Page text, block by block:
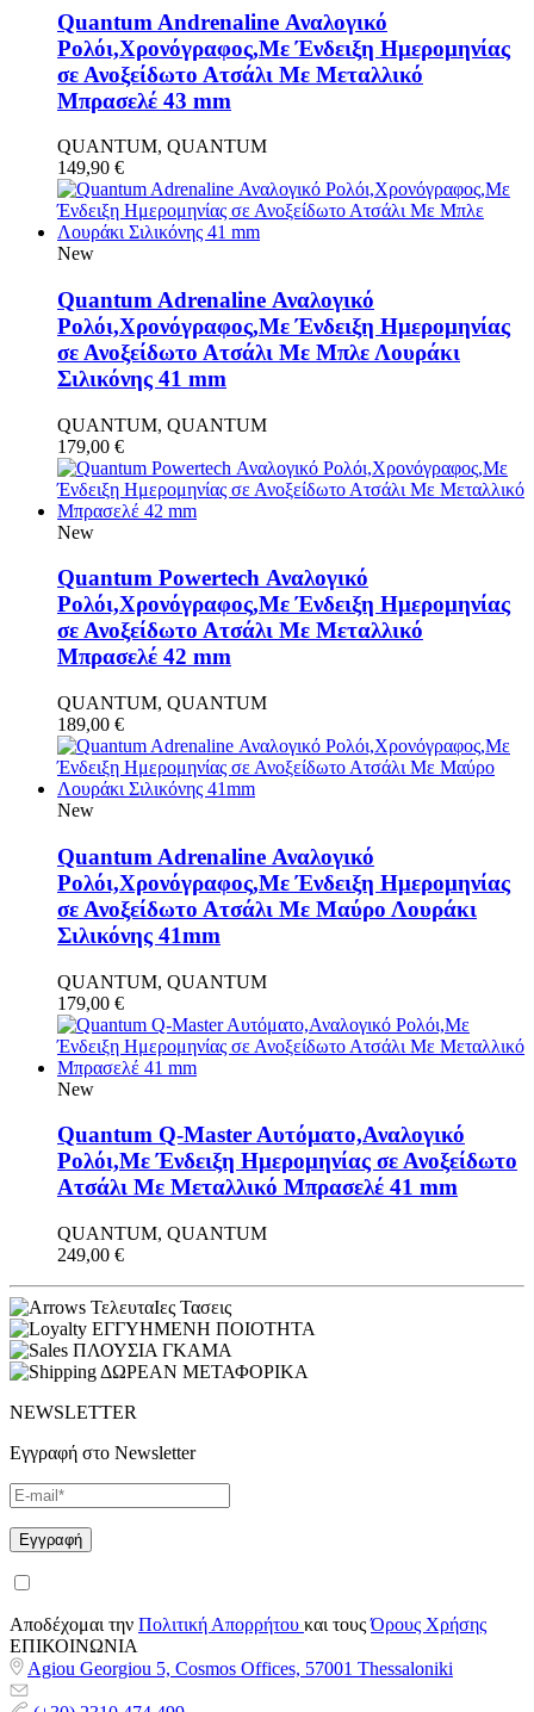
Quantum Andrenaline Αναλογικό
Ρολόι,Χρονόγραφος,Με Ένδειξη Ημερομηνίας
σε Ανοξείδωτο Ατσάλι Με Μεταλλικό
Μπρασελέ 43 mm
QUANTUM, QUANTUM
149,90 €
New
Quantum Adrenaline Αναλογικό
Ρολόι,Χρονόγραφος,Με Ένδειξη Ημερομηνίας
σε Ανοξείδωτο Ατσάλι Με Μπλε Λουράκι
Σιλικόνης 41 mm
QUANTUM, QUANTUM
179,00 €
New
Quantum Powertech Αναλογικό
Ρολόι,Χρονόγραφος,Με Ένδειξη Ημερομηνίας
σε Ανοξείδωτο Ατσάλι Με Μεταλλικό
Μπρασελέ 42 mm
QUANTUM, QUANTUM
189,00 €
New
Quantum Adrenaline Αναλογικό
Ρολόι,Χρονόγραφος,Με Ένδειξη Ημερομηνίας
σε Ανοξείδωτο Ατσάλι Με Μαύρο Λουράκι
Σιλικόνης 41mm
QUANTUM, QUANTUM
179,00 €
New
Quantum Q-Master Aυτόματο,Αναλογικό
Ρολόι,Με Ένδειξη Ημερομηνίας σε Ανοξείδωτο
Ατσάλι Με Μεταλλικό Μπρασελέ 41 mm
QUANTUM, QUANTUM
249,00 €
ΤελευταΙες Τασεις
ΕΓΓΥΗΜΕΝΗ ΠΟΙΟΤΗΤΑ
ΠΛΟΥΣΙΑ ΓΚΑΜΑ
ΔΩΡΕΑΝ ΜΕΤΑΦΟΡΙΚΑ
NEWSLETTER
Εγγραφή στο Newsletter
Αποδέχομαι την Πολιτική Απορρήτου και τουςΌρους Χρήσης
ΕΠΙΚΟΙΝΩΝΙΑ
Agiou Georgiou 5, Cosmos Offices, 57001 Thessaloniki